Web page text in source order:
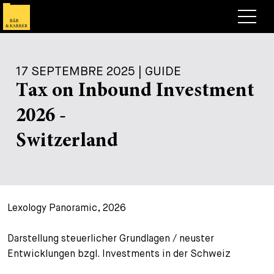
Competences
Deals & Cases
Publications
Publication
Interventions
Guide
Carrières
Travailler chez nous
Vue d’ensemble
Postes
+
Contact
Recherche
17 SEPTEMBRE 2025 | GUIDE
Tax on Inbound Investment
2026 -
Switzerland
Lexology Panoramic, 2026
Darstellung steuerlicher Grundlagen / neuster
Entwicklungen bzgl. Investments in der Schweiz